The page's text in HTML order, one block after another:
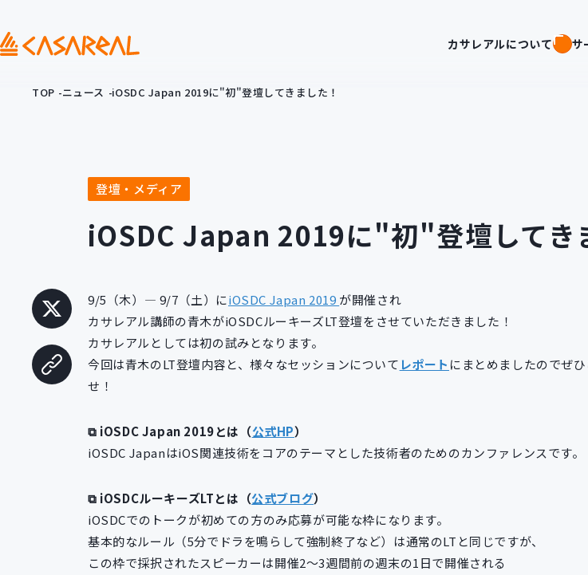
カサレアルについて サ
TOP ニュース iOSDC Japan 2019に"初"登壇してきました！
登壇・メディア
iOSDC Japan 2019に"初"登壇してき
9/5（木）― 9/7（土）にiOSDC Japan 2019 が開催され
カサレアル講師の青木がiOSDCルーキーズLT登壇をさせていただきました！
カサレアルとしては初の試みとなります。
今回は青木のLT登壇内容と、様々なセッションについて レポート にまとめましたのでぜ
せ！
⧉ iOSDC Japan 2019とは（公式HP）
iOSDC JapanはiOS関連技術をコアのテーマとした技術者のためのカンファレンスです。
⧉ iOSDCルーキーズLTとは（公式ブログ）
iOSDCでのトークが初めての方のみ応募が可能な枠になります。
基本的なルール（5分でドラを鳴らして強制終了など）は通常のLTと同じですが、
この枠で採択されたスピーカーは開催2〜3週間前の週末の1日で開催される